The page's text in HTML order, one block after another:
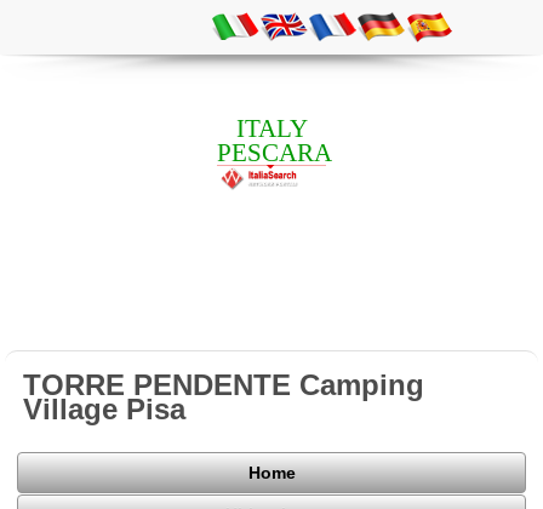
ITALY
PESCARA
TORRE PENDENTE Camping
Village Pisa
Home